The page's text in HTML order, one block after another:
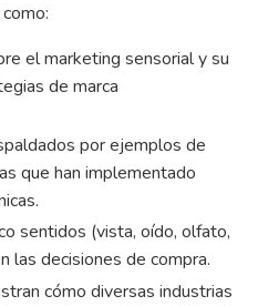
el marketing sensorial y su
de marca
por ejemplos de
que han implementado
sentidos (vista, oído, olfato,
las decisiones de compra.
cómo diversas industrias